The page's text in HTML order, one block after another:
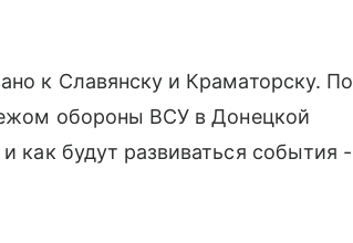
к Славянску и Краматорску. По
обороны ВСУ в Донецкой
как будут развиваться события -